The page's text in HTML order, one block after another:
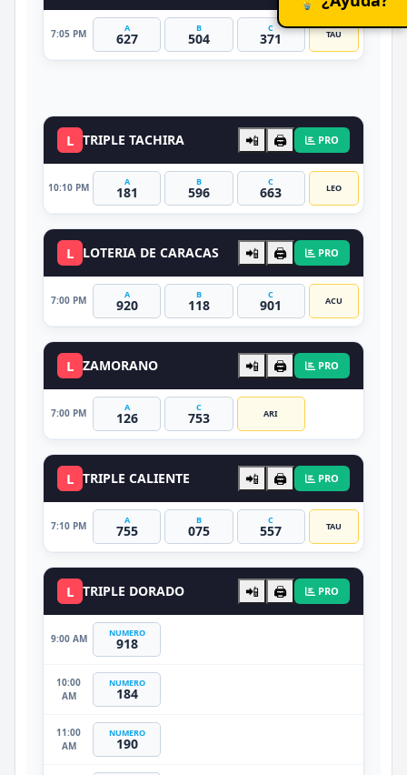
7:05 PM A
627
B
504
C
371 TAU
L TRIPLE TACHIRA 📲 🖨️ PRO
10:10 PM A
181
B
596
C
663 LEO
L LOTERIA DE CARACAS 📲 🖨️ PRO
7:00 PM A
920
B
118
C
901 ACU
L ZAMORANO 📲 🖨️ PRO
7:00 PM A
126
C
753 ARI
L TRIPLE CALIENTE 📲 🖨️ PRO
7:10 PM A
755
B
075
C
557 TAU
L TRIPLE DORADO 📲 🖨️ PRO
9:00 AM NUMERO
918
10:00
AM
NUMERO
184
11:00
AM
NUMERO
190